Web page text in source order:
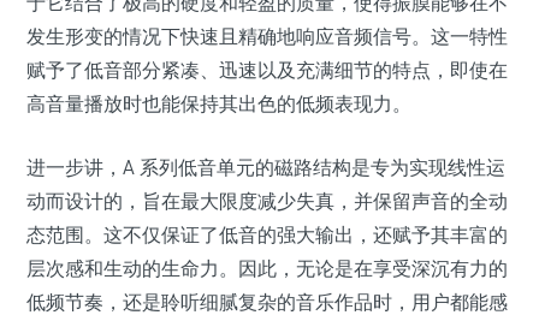
发生形变的情况下快速且精确地响应音频信号。这一特性
赋予了低音部分紧凑、迅速以及充满细节的特点，即使在
高音量播放时也能保持其出色的低频表现力。
进一步讲，A 系列低音单元的磁路结构是专为实现线性运
动而设计的，旨在最大限度减少失真，并保留声音的全动
态范围。这不仅保证了低音的强大输出，还赋予其丰富的
层次感和生动的生命力。因此，无论是在享受深沉有力的
低频节奏，还是聆听细腻复杂的音乐作品时，用户都能感